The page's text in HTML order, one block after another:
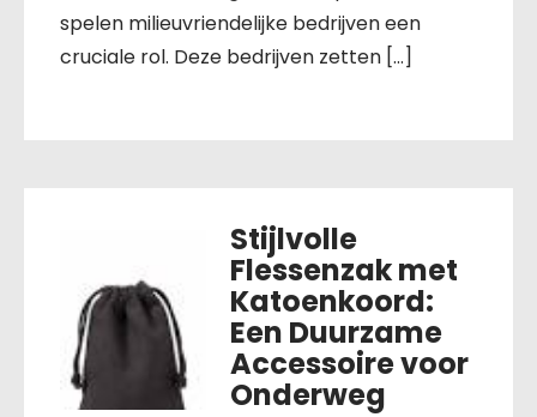
spelen milieuvriendelijke bedrijven een
cruciale rol. Deze bedrijven zetten […]
Stijlvolle
Flessenzak met
Katoenkoord:
Een Duurzame
Accessoire voor
Onderweg